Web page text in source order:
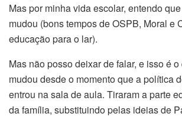
Mas por minha vida escolar, entendo
mudou (bons tempos de OSPB, Moral e
educação para o lar).
Mas não posso deixar de falar, e isso é
mudou desde o momento que a política
entrou na sala de aula. Tiraram a parte
da família, substituindo pelas ideias de